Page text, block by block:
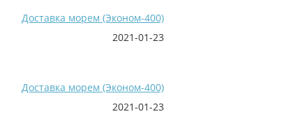
Доставка морем (Эконом-400)
2021-01-23
Доставка морем (Эконом-400)
2021-01-23